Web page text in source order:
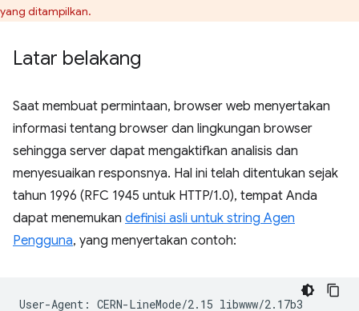
yang ditampilkan.
Latar belakang
Saat membuat permintaan, browser web menyertakan
informasi tentang browser dan lingkungan browser
sehingga server dapat mengaktifkan analisis dan
menyesuaikan responsnya. Hal ini telah ditentukan sejak
tahun 1996 (RFC 1945 untuk HTTP/1.0), tempat Anda
dapat menemukan definisi asli untuk string Agen
Pengguna, yang menyertakan contoh: